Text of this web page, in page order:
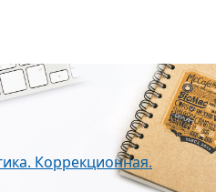
Коррекционная.